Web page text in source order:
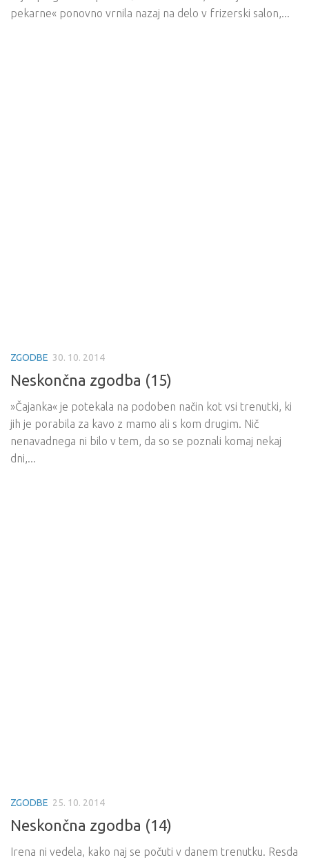
pekarne« ponovno vrnila nazaj na delo v frizerski salon,...
ZGODBE 30. 10. 2014
Neskončna zgodba (15)
»Čajanka« je potekala na podoben način kot vsi trenutki, ki
jih je porabila za kavo z mamo ali s kom drugim. Nič
nenavadnega ni bilo v tem, da so se poznali komaj nekaj
dni,...
ZGODBE 25. 10. 2014
Neskončna zgodba (14)
Irena ni vedela, kako naj se počuti v danem trenutku. Resda